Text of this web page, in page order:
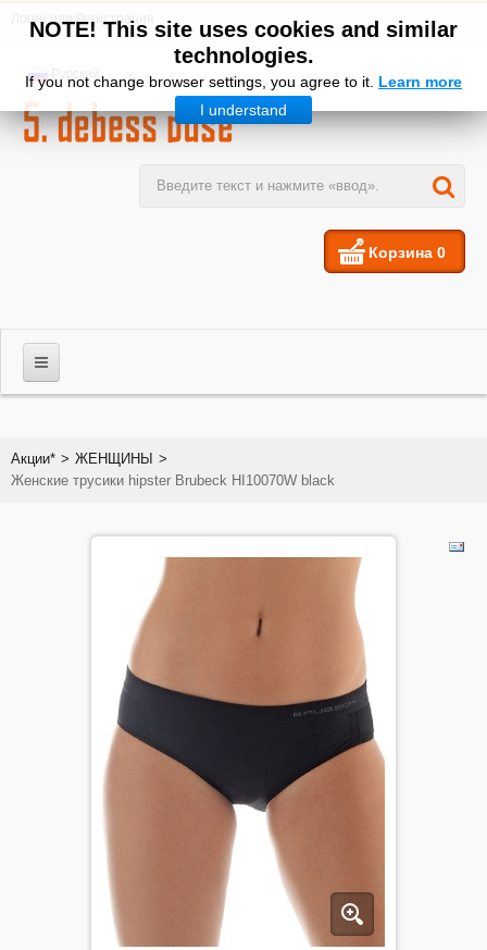
NOTE! This site uses cookies and similar
technologies.
If you not change browser settings, you agree to it. Learn more
I understand
Логин илиРегистрация
Русский
Корзина 0
ЖЕНЩИНЫ
ПОЛЕЗНОЕ
Акции* > ЖЕНЩИНЫ >
Женские трусики hipster Brubeck HI10070W black